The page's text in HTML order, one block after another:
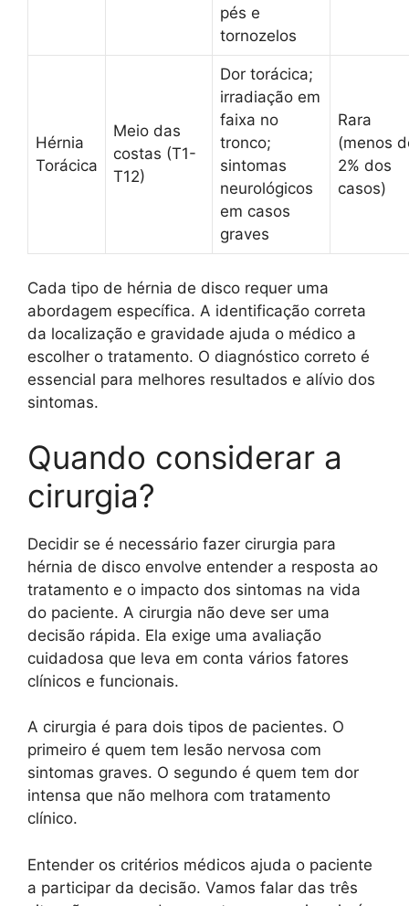
pés e
tornozelos
Hérnia
Torácica
Meio das
costas (T1-
T12)
Dor torácica;
irradiação em
faixa no
tronco;
sintomas
neurológicos
em casos
graves
Rara
(menos
2% dos
casos)
Cada tipo de hérnia de disco requer uma
abordagem específica. A identificação correta
da localização e gravidade ajuda o médico a
escolher o tratamento. O diagnóstico correto é
essencial para melhores resultados e alívio dos
sintomas.
Quando considerar a
cirurgia?
Decidir se é necessário fazer cirurgia para
hérnia de disco envolve entender a resposta ao
tratamento e o impacto dos sintomas na vida
do paciente. A cirurgia não deve ser uma
decisão rápida. Ela exige uma avaliação
cuidadosa que leva em conta vários fatores
clínicos e funcionais.
A cirurgia é para dois tipos de pacientes. O
primeiro é quem tem lesão nervosa com
sintomas graves. O segundo é quem tem dor
intensa que não melhora com tratamento
clínico.
Entender os critérios médicos ajuda o paciente
a participar da decisão. Vamos falar das três